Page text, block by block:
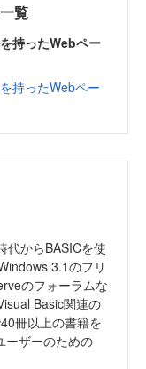
覧
持ったWebペー
持ったWebペー
代からBASICを使
3.1のフリ
のフォーラムな
Basic関連の
冊以上の書籍を
ーザーのための